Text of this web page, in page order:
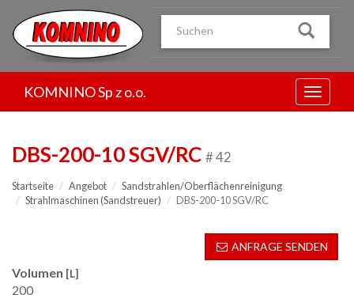
treści
Menu
KOMNINO Sp z o.o.
DBS-200-10 SGV/RC # 42
Startseite Angebot
Sandstrahlen/Oberflächenreinigung
Strahlmaschinen (Sandstreuer)
DBS-200-10 SGV/RC
ANFRAGE SENDEN
Volumen [L]
200